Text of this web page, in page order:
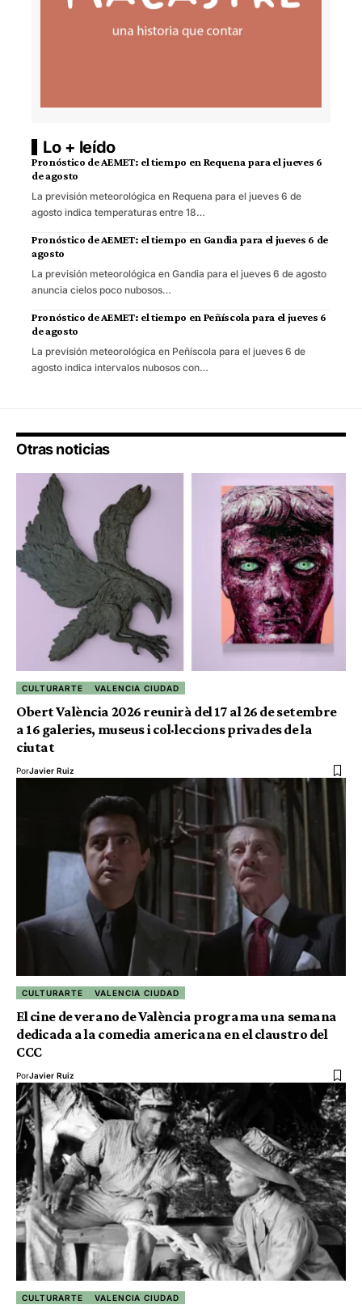
Lo + leído
Pronóstico de AEMET: el tiempo en Requena para el jueves 6
de agosto
La previsión meteorológica en Requena para el jueves 6 de
agosto indica temperaturas entre 18…
Pronóstico de AEMET: el tiempo en Gandia para el jueves 6 de
agosto
La previsión meteorológica en Gandia para el jueves 6 de agosto
anuncia cielos poco nubosos…
Pronóstico de AEMET: el tiempo en Peñíscola para el jueves 6
de agosto
La previsión meteorológica en Peñíscola para el jueves 6 de
agosto indica intervalos nubosos con…
Otras noticias
CULTURARTE VALENCIA CIUDAD
Obert València 2026 reunirà del 17 al 26 de setembre
a 16 galeries, museus i col·leccions privades de la
ciutat
PorJavier Ruiz
CULTURARTE VALENCIA CIUDAD
El cine de verano de València programa una semana
dedicada a la comedia americana en el claustro del
CCC
PorJavier Ruiz
CULTURARTE VALENCIA CIUDAD